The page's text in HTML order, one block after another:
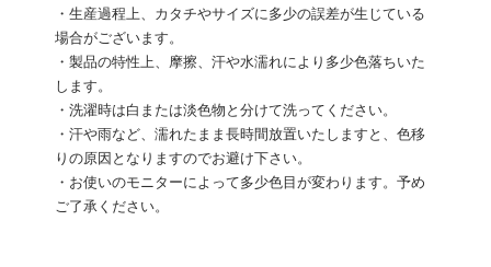
・生産過程上、カタチやサイズに多少の誤差が生じている
場合がございます。
・製品の特性上、摩擦、汗や水濡れにより多少色落ちいた
します。
・洗濯時は白または淡色物と分けて洗ってください。
・汗や雨など、濡れたまま長時間放置いたしますと、色移
りの原因となりますのでお避け下さい。
・お使いのモニターによって多少色目が変わります。予め
ご了承ください。